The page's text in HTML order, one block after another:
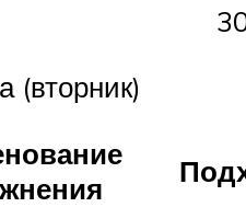
(вторник)